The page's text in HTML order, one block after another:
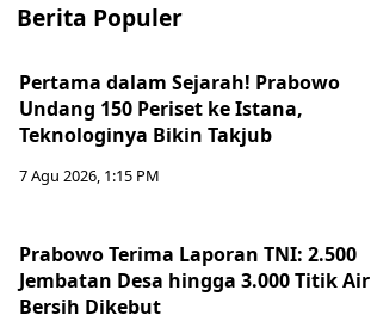
Berita Populer
Pertama dalam Sejarah! Prabowo
Undang 150 Periset ke Istana,
Teknologinya Bikin Takjub
7 Agu 2026, 1:15 PM
Prabowo Terima Laporan TNI: 2.500
Jembatan Desa hingga 3.000 Titik Air
Bersih Dikebut